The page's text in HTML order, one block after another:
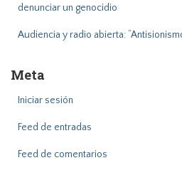
denunciar un genocidio
Audiencia y radio abierta:
Meta
Iniciar sesión
Feed de entradas
Feed de comentarios